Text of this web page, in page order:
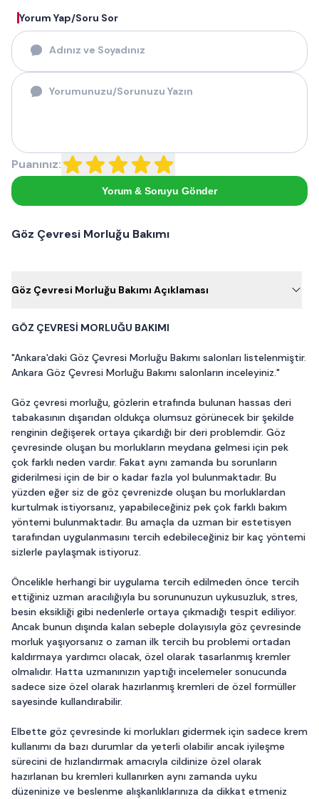
Yorum Yap/Soru Sor
Puanınız:
Yorum & Soruyu Gönder
Göz Çevresi Morluğu Bakımı
Göz Çevresi Morluğu Bakımı Açıklaması
GÖZ ÇEVRESİ MORLUĞU BAKIMI
"Ankara'daki Göz Çevresi Morluğu Bakımı salonları listelenmiştir.
Ankara Göz Çevresi Morluğu Bakımı salonların inceleyiniz."
Göz çevresi morluğu, gözlerin etrafında bulunan hassas deri
tabakasının dışarıdan oldukça olumsuz görünecek bir şekilde
renginin değişerek ortaya çıkardığı bir deri problemdir. Göz
çevresinde oluşan bu morlukların meydana gelmesi için pek
çok farklı neden vardır. Fakat aynı zamanda bu sorunların
giderilmesi için de bir o kadar fazla yol bulunmaktadır. Bu
yüzden eğer siz de göz çevrenizde oluşan bu morluklardan
kurtulmak istiyorsanız, yapabileceğiniz pek çok farklı bakım
yöntemi bulunmaktadır. Bu amaçla da uzman bir estetisyen
tarafından uygulanmasını tercih edebileceğiniz bir kaç yöntemi
sizlerle paylaşmak istiyoruz.
Öncelikle herhangi bir uygulama tercih edilmeden önce tercih
ettiğiniz uzman aracılığıyla bu sorununuzun uykusuzluk, stres,
besin eksikliği gibi nedenlerle ortaya çıkmadığı tespit ediliyor.
Ancak bunun dışında kalan sebeple dolayısıyla göz çevresinde
morluk yaşıyorsanız o zaman ilk tercih bu problemi ortadan
kaldırmaya yardımcı olacak, özel olarak tasarlanmış kremler
olmalıdır. Hatta uzmanınızın yaptığı incelemeler sonucunda
sadece size özel olarak hazırlanmış kremleri de özel formüller
sayesinde kullandırabilir.
Elbette göz çevresinde ki morlukları gidermek için sadece krem
kullanımı da bazı durumlar da yeterli olabilir ancak iyileşme
sürecini de hızlandırmak amacıyla cildinize özel olarak
hazırlanan bu kremleri kullanırken aynı zamanda uyku
düzeninize ve beslenme alışkanlıklarınıza da dikkat etmeniz